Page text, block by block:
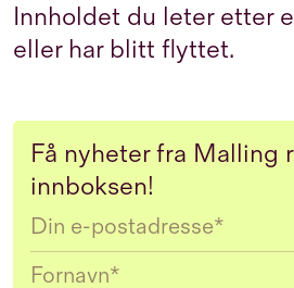
Innholdet du leter etter
eller har blitt flyttet.
Få nyheter fra Malling
innboksen!
Email